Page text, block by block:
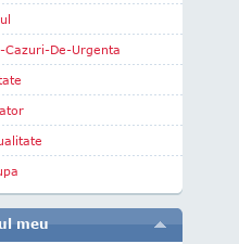
Cazuri-De-Urgenta
meu